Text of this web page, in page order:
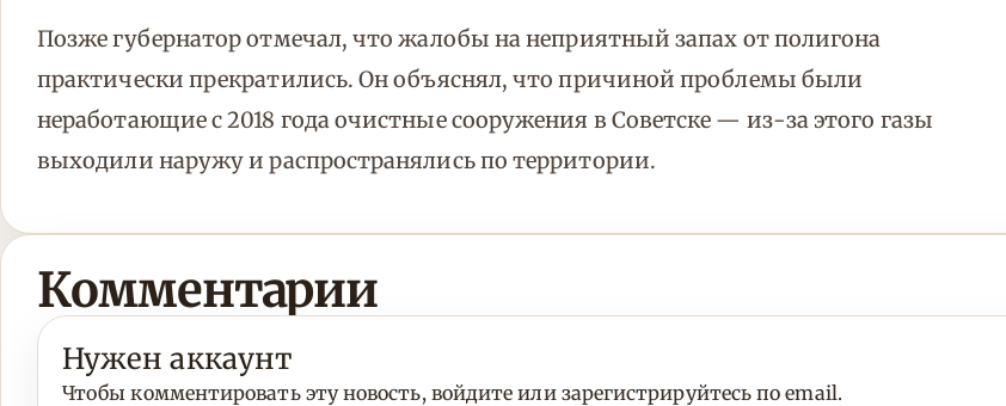
Позже губернатор отмечал, что жалобы на неприятный запах от полигона
практически прекратились. Он объяснял, что причиной проблемы были
неработающие с 2018 года очистные сооружения в Советске — из-за этого газы
выходили наружу и распространялись по территории.
Комментарии
Нужен аккаунт
Чтобы комментировать эту новость, войдите или зарегистрируйтесь по email.